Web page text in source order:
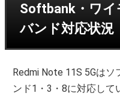
Softbank・ワ
バンド対応状況
Redmi Note 11S 5Gは
ンド1・3・8に対応して